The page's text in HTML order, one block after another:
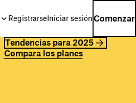
RegistrarseIniciar sesión Comenzar
Tendencias para 2025
Compara los planes